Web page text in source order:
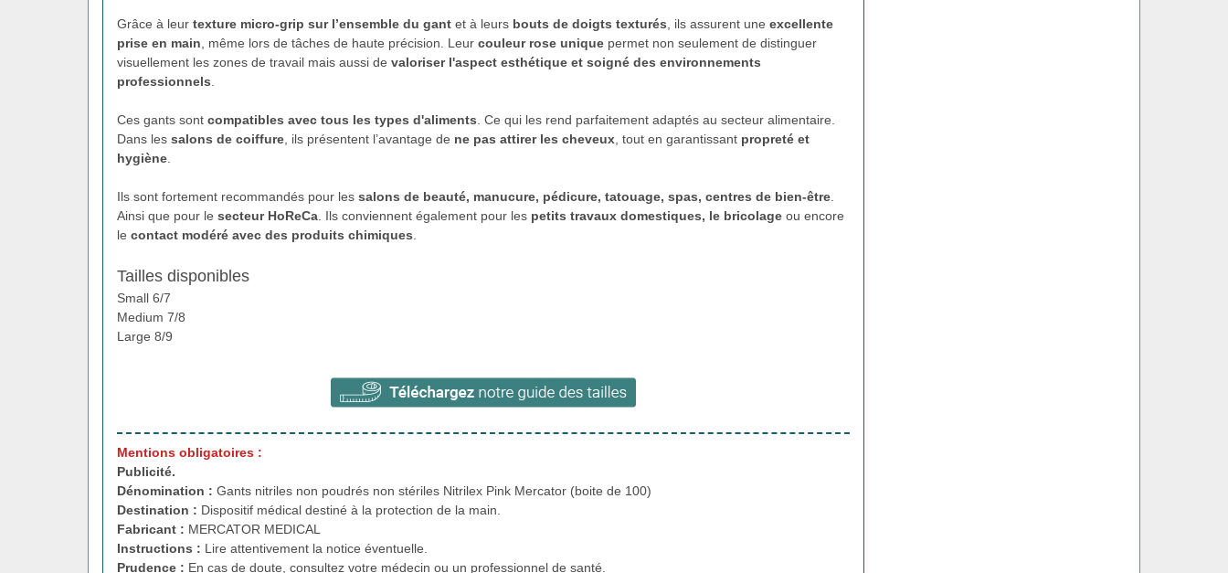
Grâce à leur texture micro-grip sur l’ensemble du gant et à leurs bouts de doigts texturés , ils assurent une excellente
prise en main , même lors de tâches de haute précision. Leur couleur rose unique permet non seulement de distinguer
visuellement les zones de travail mais aussi de valoriser l'aspect esthétique et soigné des environnements
professionnels
Ces gants sont compatibles avec tous les types d'aliments . Ce qui les rend parfaitement adaptés au secteur alimentaire.
Dans les salons de coiffure , ils présentent l’avantage de ne pas attirer les cheveux , tout en garantissant propreté et
hygiène
Ils sont fortement recommandés pour les salons de beauté, manucure, pédicure, tatouage, spas, centres de bien-être
Ainsi que pour le secteur HoReCa . Ils conviennent également pour les petits travaux domestiques, le bricolage ou encore
le contact modéré avec des produits chimiques
Tailles disponibles
Small 6/7
Medium 7/8
Large 8/9
Mentions obligatoires :
Publicité.
Dénomination : Gants nitriles non poudrés non stériles Nitrilex Pink Mercator (boite de 100)
Destination : Dispositif médical destiné à la protection de la main.
Fabricant : MERCATOR MEDICAL
Instructions : Lire attentivement la notice éventuelle.
Prudence : En cas de doute, consultez votre médecin ou un professionnel de santé.